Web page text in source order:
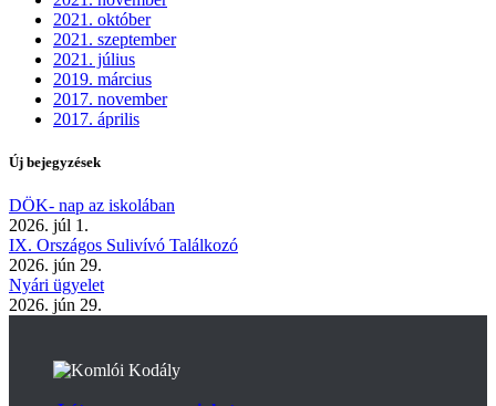
2021. október
2021. szeptember
2021. július
2019. március
2017. november
2017. április
Új bejegyzések
DÖK- nap az iskolában
2026. júl 1.
IX. Országos Sulivívó Találkozó
2026. jún 29.
Nyári ügyelet
2026. jún 29.